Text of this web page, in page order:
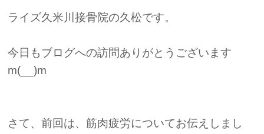
ライズ久米川接骨院の久松です。
今日もブログへの訪問ありがとうございます
m(__)m
さて、前回は、筋肉疲労についてお伝えしまし